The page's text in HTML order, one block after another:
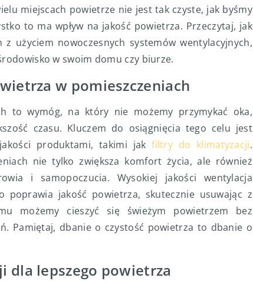
miejscach powietrze nie jest tak czyste, jak byśmy
to ma wpływ na jakość powietrza. Przeczytaj, jak
użyciem nowoczesnych systemów wentylacyjnych,
w swoim domu czy biurze.
w pomieszczeniach
to wymóg, na który nie możemy przymykać oka,
czasu. Kluczem do osiągnięcia tego celu jest
jakości produktami, takimi jakfiltry do klimatyzacji.
nie tylko zwiększa komfort życia, ale również
i samopoczucia. Wysokiej jakości wentylacja
poprawia jakość powietrza, skutecznie usuwając z
możemy cieszyć się świeżym powietrzem bez
Pamiętaj, dbanie o czystość powietrza to dbanie o
dla lepszego powietrza